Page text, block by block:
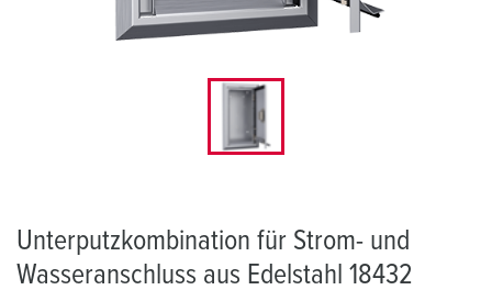
Unterputzkombination für Strom- und
Wasseranschluss aus Edelstahl 18432